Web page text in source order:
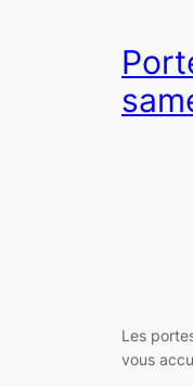
Les
vous